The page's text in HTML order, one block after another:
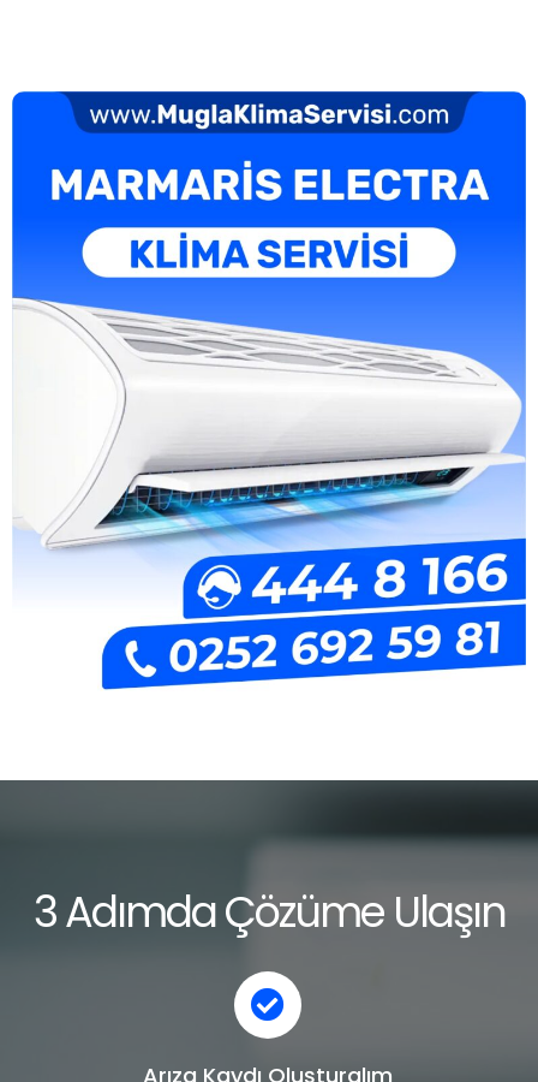
3 Adımda Çözüme Ulaşın
Arıza Kaydı Oluşturalım